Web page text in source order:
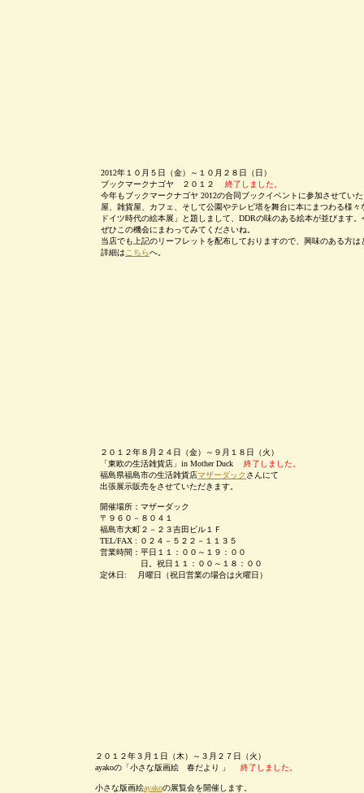
2012年１０月５日（金）～１０月２８日（日）
ブックマークナゴヤ ２０１２
終了しました。
今年もブックマークナゴヤ 2012の合同ブックイベントに参加させてい
屋、雑貨屋、カフェ、そして公園やテレビ塔を舞台に本にまつわる様
ドイツ時代の絵本展」と題しまして、DDRの味のある絵本が並びます
ぜひこの機会にまわってみてくださいね。
当店でも上記のリーフレットを配布しておりますので、興味のある方
詳細は こちらへ。
２０１２年８月２４日（金）～９月１８日（火）
「東欧の生活雑貨店」in Mother Duck
終了しました。
福島県福島市の生活雑貨店マザーダック さんにて
出張展示販売をさせていただきます。
開催場所：マザーダック
〒９６０－８０４１
福島市大町２－２３吉田ビル１Ｆ
TEL/FAX : ０２４－５２２－１１３５
営業時間：平日１１：００～１９：００
日。祝日１１：００～１８：００
定休日: 月曜日（祝日営業の場合は火曜日）
２０１２年３月１日（木）～３月２７日（火）
ayakoの「小さな版画絵 春だより 」
終了しました。
小さな版画絵ayakoの展覧会を開催します。